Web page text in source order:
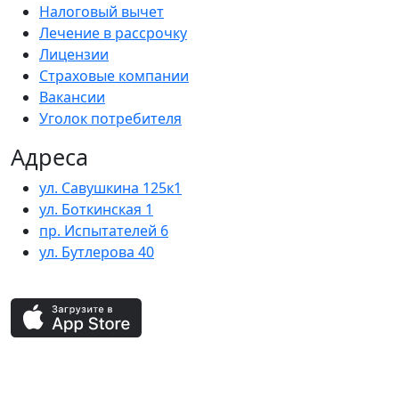
Налоговый вычет
Лечение в рассрочку
Лицензии
Страховые компании
Вакансии
Уголок потребителя
Адреса
ул. Савушкина 125к1
ул. Боткинская 1
пр. Испытателей 6
ул. Бутлерова 40